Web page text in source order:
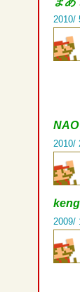
2010/
NAO
2010/
2009/